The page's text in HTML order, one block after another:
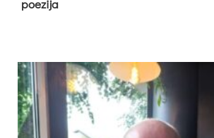
poe­zi­ja